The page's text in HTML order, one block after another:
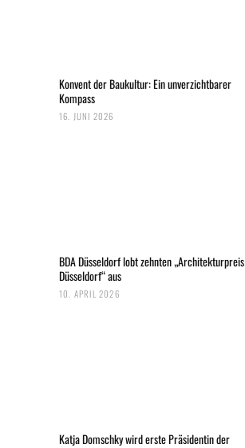
Konvent der Baukultur: Ein unverzichtbarer
Kompass
16. JUNI 2026
BDA Düsseldorf lobt zehnten „Architekturpreis
Düsseldorf“ aus
10. APRIL 2026
Katja Domschky wird erste Präsidentin der